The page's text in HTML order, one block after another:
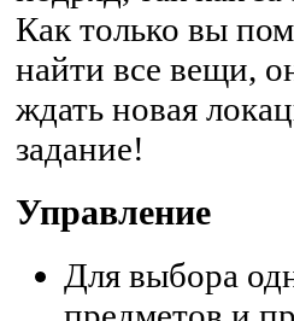
Как только вы
найти все вещи,
ждать новая
задание!
Управление
Для выбора